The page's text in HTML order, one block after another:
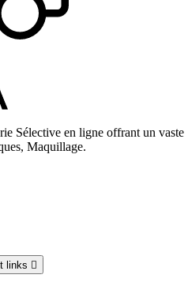
Sélective en ligne offrant un vaste
Maquillage.
links 